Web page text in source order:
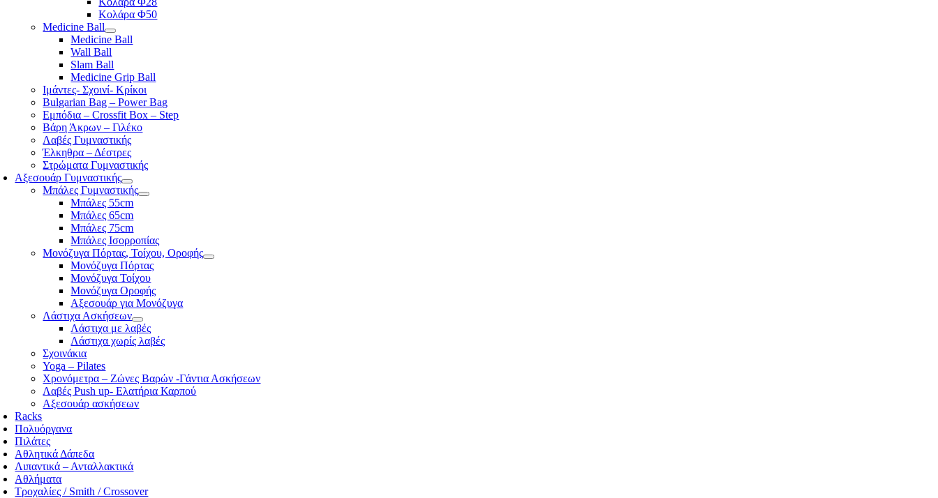
Κολάρα Φ50
Medicine Ball
Medicine Ball
Wall Ball
Slam Ball
Medicine Grip Ball
Ιμάντες- Σχοινί- Κρίκοι
Bulgarian Bag – Power Bag
Εμπόδια – Crossfit Box – Step
Βάρη Άκρων – Γιλέκο
Λαβές Γυμναστικής
Έλκηθρα – Δέστρες
Στρώματα Γυμναστικής
Αξεσουάρ Γυμναστικής
Μπάλες Γυμναστικής
Μπάλες 55cm
Μπάλες 65cm
Μπάλες 75cm
Μπάλες Ισορροπίας
Μονόζυγα Πόρτας, Τοίχου, Οροφής
Μονόζυγα Πόρτας
Μονόζυγα Τοίχου
Μονόζυγα Οροφής
Αξεσουάρ για Μονόζυγα
Λάστιχα Ασκήσεων
Λάστιχα με λαβές
Λάστιχα χωρίς λαβές
Σχοινάκια
Yoga – Pilates
Χρονόμετρα – Ζώνες Βαρών -Γάντια Ασκήσεων
Λαβές Push up- Ελατήρια Καρπού
Αξεσουάρ ασκήσεων
Racks
Πολυόργανα
Πιλάτες
Αθλητικά Δάπεδα
Λιπαντικά – Ανταλλακτικά
Αθλήματα
Τροχαλίες / Smith / Crossover